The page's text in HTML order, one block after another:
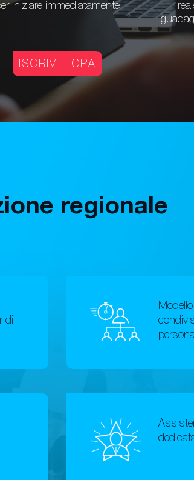
iniziare immediatamente
ISCRIVITI ORA
regionale
di